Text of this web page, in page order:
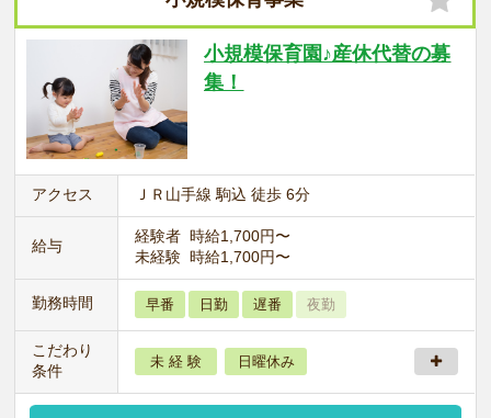
小規模保育園♪産休代替の募
集！
アクセス ＪＲ山手線 駒込 徒歩 6分
給与
経験者 時給1,700円〜
未経験 時給1,700円〜
勤務時間 早番 日勤 遅番 夜勤
こだわり
条件
未 経 験 日曜休み